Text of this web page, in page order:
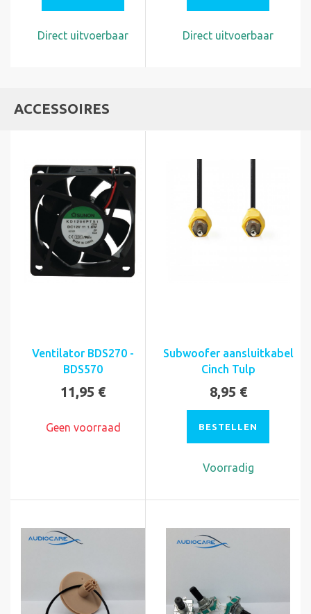
Direct uitvoerbaar Direct uitvoerbaar
ACCESSOIRES
Ventilator BDS270 -
BDS570
11,95 €
Geen voorraad
Subwoofer aansluitkabel
Cinch Tulp
8,95 €
BESTELLEN
Voorradig